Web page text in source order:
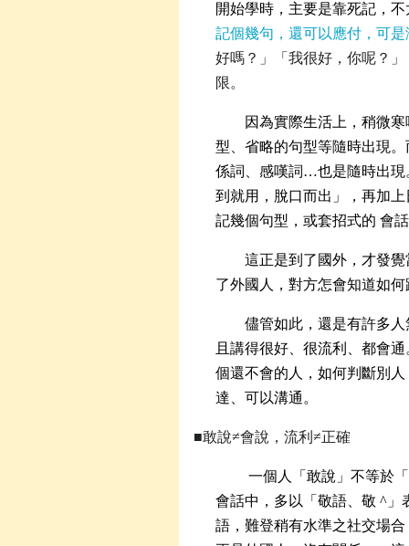
開始學時，主要是靠死記，
記個幾句，還可以應付，可
好嗎？」「我很好，你呢？
限。
因為實際生活上，稍微
型、省略的句型等隨時出現
係詞、感嘆詞…也是隨時出現
到就用，脫口而出」，再加
記幾個句型，或套招式的 會
這正是到了國外，才發
了外國人，對方怎會知道如
儘管如此，還是有許多
且講得很好、很流利、都會
個還不會的人，如何判斷別
達、可以溝通。
■敢說≠會說，流利≠正確
一個人「敢說」不等於
會話中，多以「敬語、敬 ^」
語，難登稍有水準之社交場